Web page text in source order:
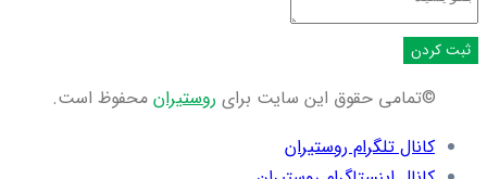
ثبت کردن
©تمامی حقوق این سایت برای روستیران محفوظ است.
کانال تلگرام روستیران